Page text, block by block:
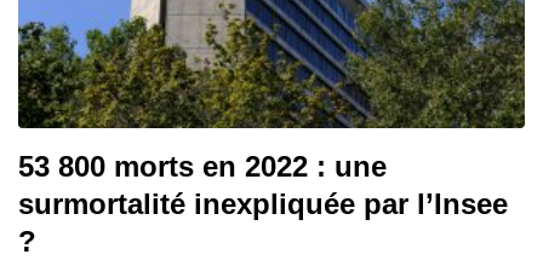
53 800 morts en 2022 : une
surmortalité inexpliquée par l’Insee
?